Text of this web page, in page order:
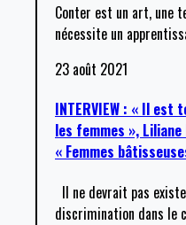
Conter est un art, une
nécessite un
23 août 2021
INTERVIEW : « Il est
les femmes »,
« Femmes
Il ne devrait pas
discrimination dans le